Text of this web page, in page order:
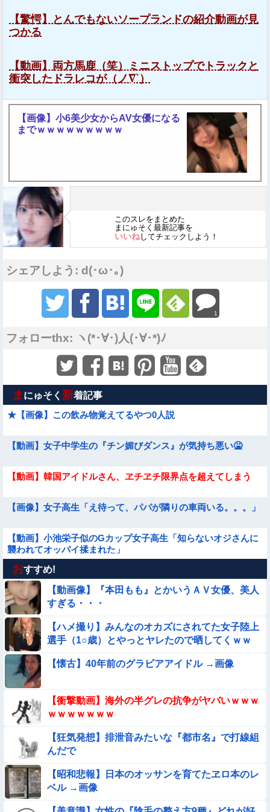
【驚愕】とんでもないソープランドの紹介動画が見
つかる
【動画】両方馬鹿（笑）ミニストップでトラックと
衝突したドラレコが（ノ∇`）
【画像】小6美少女からAV女優になる
までｗｗｗｗｗｗｗｗｗ
このスレをまとめた
まにゅそく最新記事を
いいねしてチェックしよう！
シェアしよう: d(･ω･｡)
1
フォローthx: ヽ(*･∀･)人(･∀･*)ﾉ
ま にゅそく 新着記事
★【画像】この飲み物覚えてるやつ0人説
【動画】女子中学生の『チン媚びダンス』が気持ち悪い🤮
【動画】韓国アイドルさん、ヱチヱチ限界点を超えてしまう
【画像】女子高生「え待って、パパが隣りの車両いる。。。」
【動画】小池栄子似のGカップ女子高生「知らないオジさんに
襲われてオッパイ揉まれた」
【画像】プールに来てた水着JCたち どの娘を選ぶの？
【動画】中国の『上級の暮らし』がコレらしい
【画像】プールで水着が脱げちゃった女の子の反応ｗｗｗｗｗ
ｗｗｗ
【衝撃】ガチで『意識高い無能』が好きなワードと言えば？
【動画像】飛行機に『水銀』を持ち込めない理由がこれ【→】
【画像】お前らこの超美人が整形か否か判定たのむ！！
【画像】この美人ママ、脱いだら凄い・・・
おすすめ!
【動画像】『本田もも』とかいうＡＶ女優、美人
すぎる・・・
【ハメ撮り】みんなのオカズにされてた女子陸上
選手（1○歳）とやっとヤレたので晒してくｗｗ
【懐古】40年前のグラビアアイドル →画像
【衝撃動画】海外の半グレの抗争がヤバいｗｗｗ
ｗｗｗｗｗｗｗ
【狂気発想】排泄音みたいな『都市名』で打線組
んだで
【昭和悲報】日本のオッサンを育てたヱロ本のレ
ベル →画像